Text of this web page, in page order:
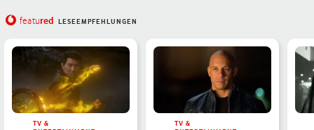
featured LESEEMPFEHLUNGEN
TV &
TV &